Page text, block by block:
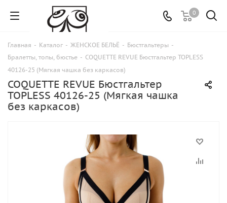
0
Главная - Каталог - ЖЕНСКОЕ БЕЛЬЁ - Бюстгальтеры -
Бралетты, топы, бюстье - COQUETTE REVUE Бюстгальтер TOPLESS
40126-25 (Мягкая чашка без каркасов)
COQUETTE REVUE Бюстгальтер
TOPLESS 40126-25 (Мягкая чашка
без каркасов)